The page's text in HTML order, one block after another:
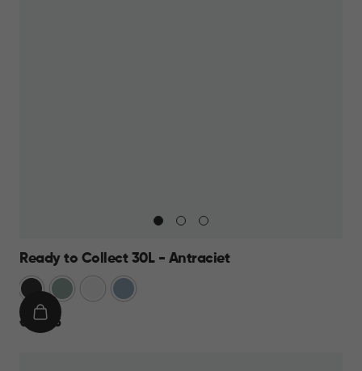
Ready to Collect 30L - Antraciet
Donkergrijs
Groen Blauw
€
€ 24,95
IN